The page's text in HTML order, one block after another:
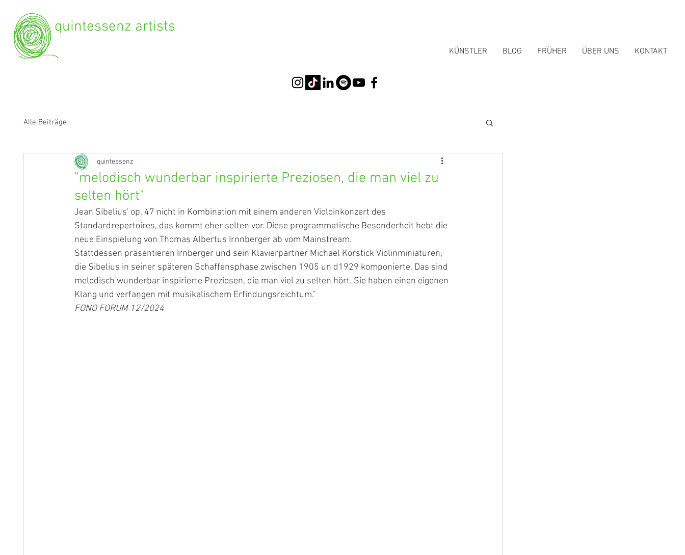
quintessenz artists
KÜNSTLER BLOG FRÜHER ÜBER UNS KONTAKT
Alle Beiträge
"melodisch wunderbar inspirierte Preziosen, die man viel zu
selten hört"
quintessenz
Jean Sibelius' op. 47 nicht in Kombination mit einem anderen Violoinkonzert des
Standardrepertoires, das kommt eher selten vor. Diese programmatische Besonderheit hebt die
neue Einspielung von Thomas Albertus Irnnberger ab vom Mainstream.
Stattdessen präsentieren Irnberger und sein Klavierpartner Michael Korstick Violinminiaturen,
die Sibelius in seiner späteren Schaffensphase zwischen 1905 un d1929 komponierte. Das sind
melodisch wunderbar inspirierte Preziosen, die man viel zu selten hört. Sie haben einen eigenen
Klang und verfangen mit musikalischem Erfindungsreichtum."
FONO FORUM 12/2024